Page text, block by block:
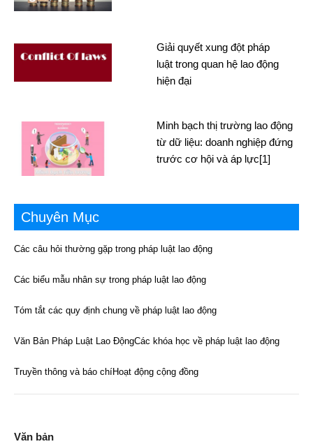
Giải quyết xung đột pháp
luật trong quan hệ lao động
hiện đại
Minh bạch thị trường lao động
từ dữ liệu: doanh nghiệp đứng
trước cơ hội và áp lực[1]
Chuyên Mục
Các câu hỏi thường gặp trong pháp luật lao động
Các biểu mẫu nhân sự trong pháp luật lao động
Tóm tắt các quy định chung về pháp luật lao động
Văn Bản Pháp Luật Lao ĐộngCác khóa học về pháp luật lao động
Truyền thông và báo chíHoạt động cộng đồng
Văn bản